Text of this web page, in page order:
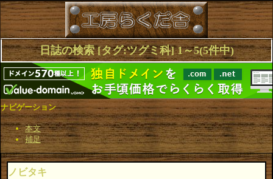
日誌の検索 [タグ:ツグミ科] 1～5(5件中)
ナビゲーション
本文
補足
ノビタキ